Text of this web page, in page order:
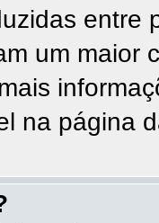
entre
um maior
na página